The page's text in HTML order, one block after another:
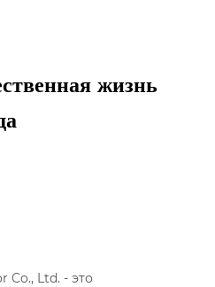
жизнь
Co., Ltd. - это